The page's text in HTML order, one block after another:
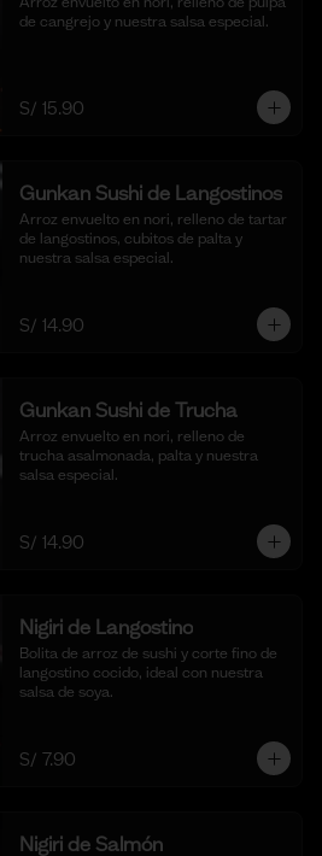
de cangrejo y nuestra salsa especial.
S/ 15.90
Gunkan Sushi de Langostinos
Arroz envuelto en nori, relleno de tartar
de langostinos, cubitos de palta y
nuestra salsa especial.
S/ 14.90
Gunkan Sushi de Trucha
Arroz envuelto en nori, relleno de
trucha asalmonada, palta y nuestra
salsa especial.
S/ 14.90
Nigiri de Langostino
Bolita de arroz de sushi y corte fino de
langostino cocido, ideal con nuestra
salsa de soya.
S/ 7.90
Nigiri de Salmón